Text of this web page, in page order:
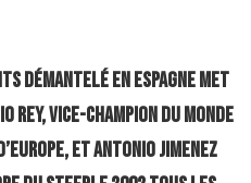
démantelé en Espagne met
vice-champion du monde
et Antonio Jimenez